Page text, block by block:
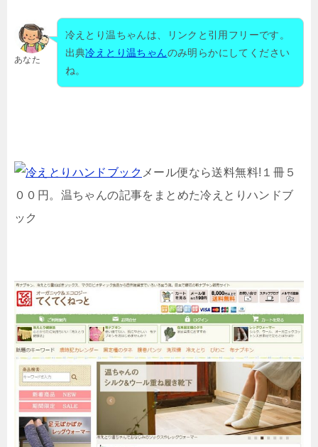
あなた
冷えとり温ちゃんは、リンクと引用フリーです。
出典冷えとり温ちゃんのみ明らかにしてください
ね。
メール便なら送料無料!１冊５
００円。温ちゃんの記事をまとめた冷えとりハンドブ
ック